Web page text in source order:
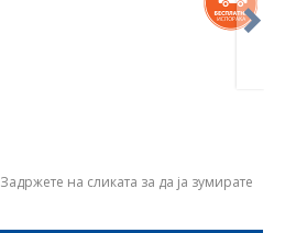
Задржете на сликата за да ја зумирате